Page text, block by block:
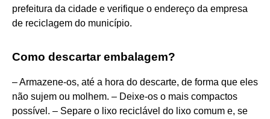
prefeitura da cidade e verifique o endereço da empresa
de reciclagem do município.
Como descartar embalagem?
– Armazene-os, até a hora do descarte, de forma que eles
não sujem ou molhem. – Deixe-os o mais compactos
possível. – Separe o lixo reciclável do lixo comum e, se